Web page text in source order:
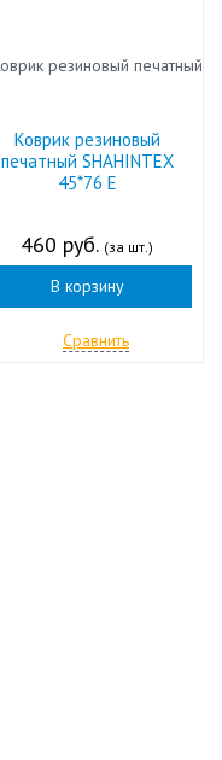
Коврик резиновый
печатный SHAHINTEX
45*76 Е
460 руб. (за шт.)
В корзину
Сравнить